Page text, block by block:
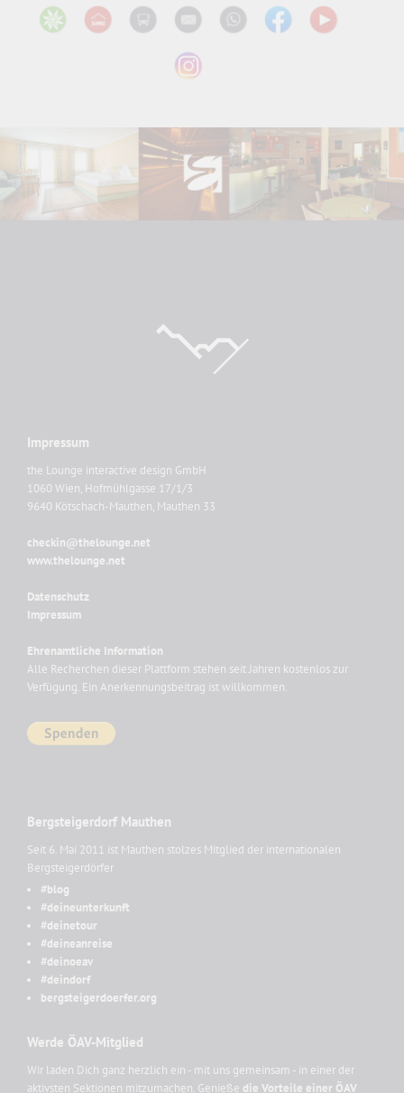
Impressum
the Lounge interactive design GmbH
1060 Wien, Hofmühlgasse 17/1/3
9640 Kötschach-Mauthen, Mauthen 33
checkin@thelounge.net
www.thelounge.net
Datenschutz
Impressum
Ehrenamtliche Information
Alle Recherchen dieser Plattform stehen seit Jahren kostenlos zur
Verfügung. Ein Anerkennungsbeitrag ist willkommen.
Bergsteigerdorf Mauthen
Seit 6. Mai 2011 ist Mauthen stolzes Mitglied der internationalen
Bergsteigerdörfer
#blog
#deineunterkunft
#deinetour
#deineanreise
#deinoeav
#deindorf
bergsteigerdoerfer.org
Werde ÖAV-Mitglied
Wir laden Dich ganz herzlich ein - mit uns gemeinsam - in einer der
aktivsten Sektionen mitzumachen. Genieße die Vorteile einer ÖAV